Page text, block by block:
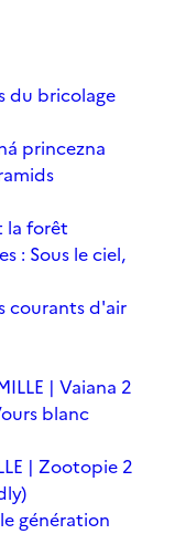
du bricolage
princezna
la forêt
: Sous le ciel,
courants d'air
| Vaiana 2
blanc
| Zootopie 2
génération